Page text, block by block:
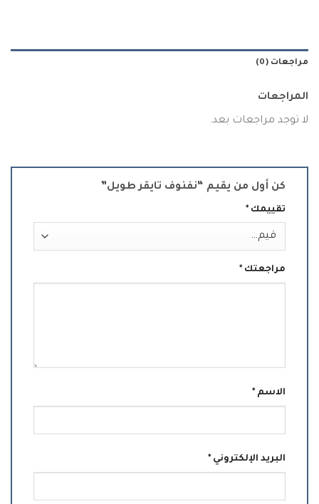
مراجعات (0)
المراجعات
لا توجد مراجعات بعد.
كن أول من يقيم “نفنوف تايقر طويل”
تقييمك*
مراجعتك *
الاسم *
البريد الإلكتروني *